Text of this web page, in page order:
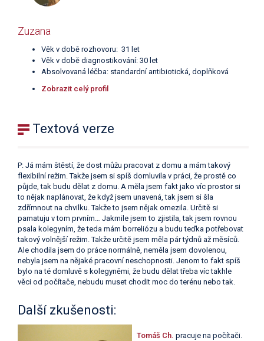
Zuzana
Věk v době rozhovoru: 31 let
Věk v době diagnostikování: 30 let
Absolvovaná léčba: standardní antibiotická, doplňková
Zobrazit celý profil
Textová verze
P: Já mám štěstí, že dost můžu pracovat z domu a mám takový
flexibilní režim. Takže jsem si spíš domluvila v práci, že prostě co
půjde, tak budu dělat z domu. A měla jsem fakt jako víc prostor si
to nějak naplánovat, že když jsem unavená, tak jsem si šla
zdřímnout na chvilku. Takže to jsem nějak omezila. Určitě si
pamatuju v tom prvním… Jakmile jsem to zjistila, tak jsem rovnou
psala kolegyním, že teda mám borreliózu a budu teďka potřebovat
takový volnější režim. Takže určitě jsem měla pár týdnů až měsíců.
Ale chodila jsem do práce normálně, neměla jsem dovolenou,
nebyla jsem na nějaké pracovní neschopnosti. Jenom to fakt spíš
bylo na té domluvě s kolegyněmi, že budu dělat třeba víc takhle
věci od počítače, nebudu muset chodit moc do terénu nebo tak.
Další zkušenosti:
Tomáš Ch. pracuje na počítači.